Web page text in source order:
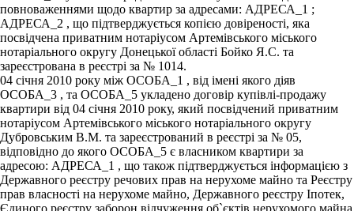
повноваженнями щодо квартир за адресами: АДРЕСА_1 ;
АДРЕСА_2 , що підтверджується копією довіреності, яка
посвідчена приватним нотаріусом Артемівського міського
нотаріального округу Донецької області Бойко Я.С. та
зареєстрована в реєстрі за № 1014.
04 січня 2010 року між ОСОБА_1 , від імені якого діяв
ОСОБА_3 , та ОСОБА_5 укладено договір купівлі-продажу
квартири від 04 січня 2010 року, який посвідчений приватним
нотаріусом Артемівського міського нотаріального округу
Дубровським В.М. та зареєстрований в реєстрі за № 05,
відповідно до якого ОСОБА_5 є власником квартири за
адресою: АДРЕСА_1 , що також підтверджується інформацією з
Державного реєстру речових прав на нерухоме майно та Реєстру
прав власності на нерухоме майно, Державного реєстру Іпотек,
Єдиного реєстру заборон відчуження об`єктів нерухомого майна